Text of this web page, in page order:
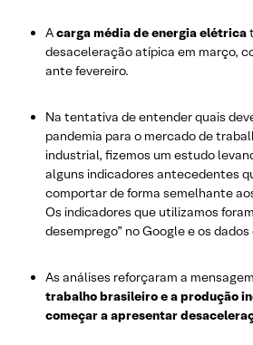
Acarga média de energia elétrica
desaceleração atípica em março,
ante fevereiro.
Na tentativa de entender quais
pandemia para o mercado de
industrial, fizemos um estudo
alguns indicadores antecedentes
comportar de forma semelhante
Os indicadores que utilizamos
desemprego” no Google e os
As análises reforçaram a
trabalho brasileiro e a produção
começar a apresentar